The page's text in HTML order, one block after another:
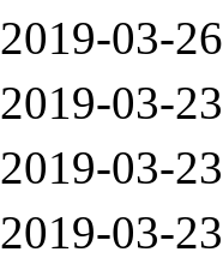
2019-03-26
2019-03-23
2019-03-23
2019-03-23